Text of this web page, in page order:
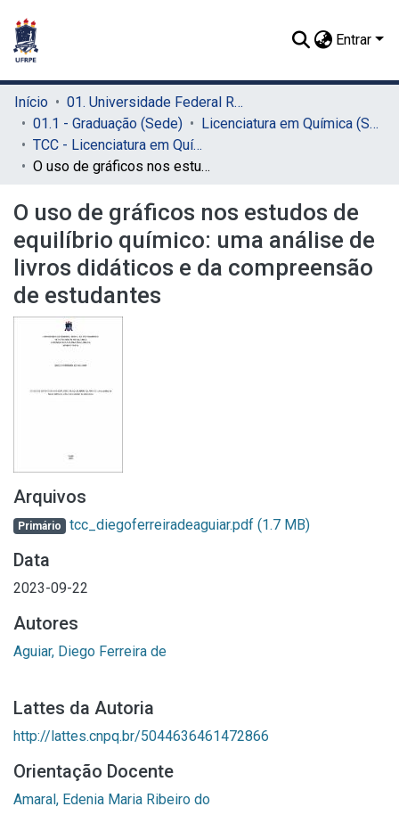
Entrar
Início
01. Universidade Federal Rural de Pernambuco - UFRPE (Sede)
01.1 - Graduação (Sede)
Licenciatura em Química (Sede)
TCC - Licenciatura em Química (Sede)
O uso de gráficos nos estudos de equilíbrio químico: uma análise de livros didáticos e da compreensão de estudantes
O uso de gráficos nos estudos de
equilíbrio químico: uma análise de
livros didáticos e da compreensão
de estudantes
Arquivos
Primário tcc_diegoferreiradeaguiar.pdf (1.7 MB)
Data
2023-09-22
Autores
Aguiar, Diego Ferreira de
Lattes da Autoria
http://lattes.cnpq.br/5044636461472866
Orientação Docente
Amaral, Edenia Maria Ribeiro do